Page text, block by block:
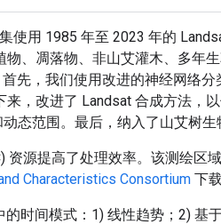
使用 1985 年至 2023 年的
、凋落物、非山艾灌木、多年
先，我们使用改进的神经网络
，改进了 Landsat 合成方法，
态范围。最后，纳入了山艾树
资源提高了处理效率。该测绘
Characteristics Consortium 下
时间模式：1) 线性趋势；2)